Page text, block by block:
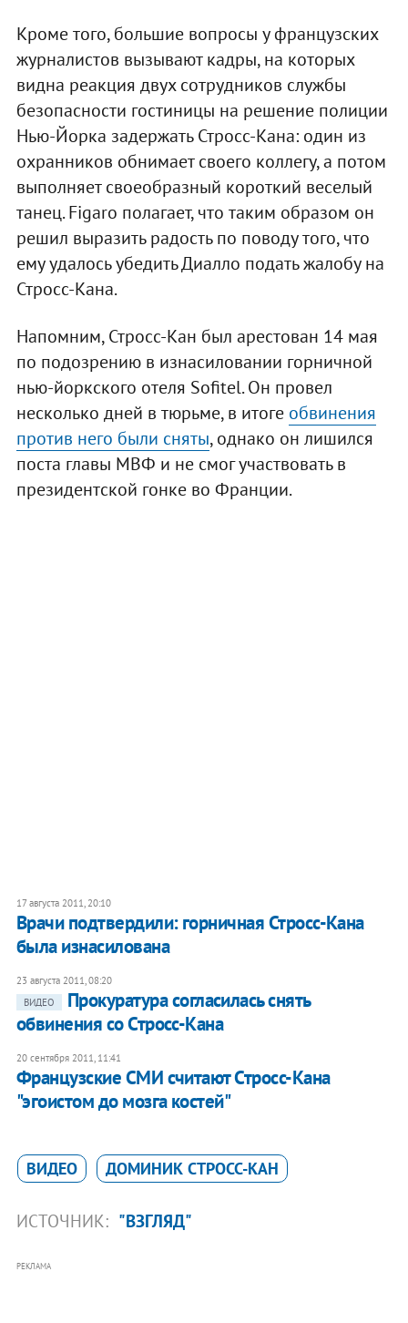
Кроме того, большие вопросы у французских
журналистов вызывают кадры, на которых
видна реакция двух сотрудников службы
безопасности гостиницы на решение полиции
Нью-Йорка задержать Стросс-Кана: один из
охранников обнимает своего коллегу, а потом
выполняет своеобразный короткий веселый
танец. Figaro полагает, что таким образом он
решил выразить радость по поводу того, что
ему удалось убедить Диалло подать жалобу на
Стросс-Кана.
Напомним, Стросс-Кан был арестован 14 мая
по подозрению в изнасиловании горничной
нью-йоркского отеля Sofitel. Он провел
несколько дней в тюрьме, в итоге обвинения
против него были сняты, однако он лишился
поста главы МВФ и не смог участвовать в
президентской гонке во Франции.
17 августа 2011, 20:10
Врачи подтвердили: горничная Стросс-Кана
была изнасилована
23 августа 2011, 08:20
ВИДЕО
Прокуратура согласилась снять
обвинения со Стросс-Кана
20 сентября 2011, 11:41
Французские СМИ считают Стросс-Кана
"эгоистом до мозга костей"
ВИДЕО ДОМИНИК СТРОСС-КАН
ИСТОЧНИК: "ВЗГЛЯД"
РЕКЛАМА